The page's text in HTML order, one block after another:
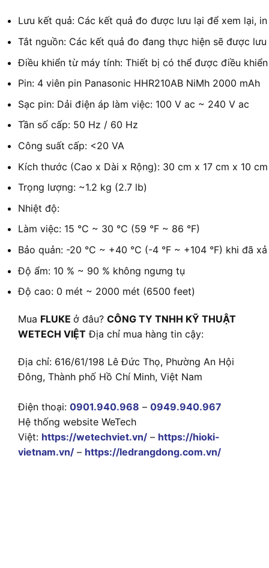
Lưu kết quả: Các kết quả đo được lưu lại để xem lại,
Tắt nguồn: Các kết quả đo đang thực hiện sẽ được
Điều khiển từ máy tính: Thiết bị có thể được điều
Pin: 4 viên pin Panasonic HHR210AB NiMh 2000 mAh
Sạc pin: Dải điện áp làm việc: 100 V ac ~ 240 V ac
Tần số cấp: 50 Hz / 60 Hz
Công suất cấp: <20 VA
Kích thước (Cao x Dài x Rộng): 30 cm x 17 cm x 10
Trọng lượng: ~1.2 kg (2.7 lb)
Nhiệt độ:
Làm việc: 15 °C ~ 30 °C (59 °F ~ 86 °F)
Bảo quản: -20 °C ~ +40 °C (-4 °F ~ +104 °F) khi đã
Độ ẩm: 10 % ~ 90 % không ngưng tụ
Độ cao: 0 mét ~ 2000 mét (6500 feet)
Mua FLUKE ở đâu? CÔNG TY TNHH KỸ THUẬT
WETECH VIỆT Địa chỉ mua hàng tin cậy:
Địa chỉ: 616/61/198 Lê Đức Thọ, Phường An Hội
Đông, Thành phố Hồ Chí Minh, Việt Nam
Điện thoại: 0901.940.968 – 0949.940.967
Hệ thống website WeTech
Việt: https://wetechviet.vn/ – https://hioki-
vietnam.vn/ – https://ledrangdong.com.vn/